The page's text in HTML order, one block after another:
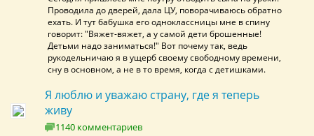
Проводила до дверей, дала ЦУ, поворачиваюсь обратно
ехать. И тут бабушка его одноклассницы мне в спину
говорит: "Вяжет-вяжет, а у самой дети брошенные!
Детьми надо заниматься!" Вот почему так, ведь
рукодельничаю я в ущерб своему свободному времени,
сну в основном, а не в то время, когда с детишками.
Я люблю и уважаю страну, где я теперь
живу
1140 комментариев